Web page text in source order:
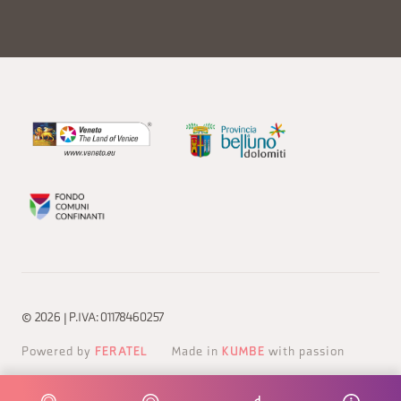
© 2026 | P.IVA: 01178460257
Powered by FERATEL Made in KUMBE with passion